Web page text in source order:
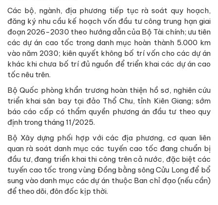
Các bộ, ngành, địa phương tiếp tục rà soát quy hoạch,
đăng ký nhu cầu kế hoạch vốn đầu tư công trung hạn giai
đoạn 2026-2030 theo hướng dẫn của Bộ Tài chính; ưu tiên
các dự án cao tốc trong danh mục hoàn thành 5.000 km
vào năm 2030; kiên quyết không bố trí vốn cho các dự án
khác khi chưa bố trí đủ nguồn để triển khai các dự án cao
tốc nêu trên.
Bộ Quốc phòng khẩn trương hoàn thiện hồ sơ, nghiên cứu
triển khai sân bay tại đảo Thổ Chu, tỉnh Kiên Giang; sớm
báo cáo cấp có thẩm quyền phương án đầu tư theo quy
định trong tháng 11/2025.
Bộ Xây dựng phối hợp với các địa phương, cơ quan liên
quan rà soát danh mục các tuyến cao tốc đang chuẩn bị
đầu tư, đang triển khai thi công trên cả nước, đặc biệt các
tuyến cao tốc trong vùng Đồng bằng sông Cửu Long để bổ
sung vào danh mục các dự án thuộc Ban chỉ đạo (nếu cần)
để theo dõi, đôn đốc kịp thời.